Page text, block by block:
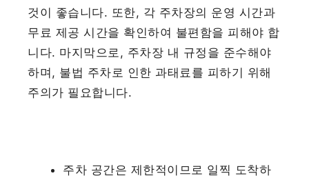
것이 좋습니다. 또한, 각 주차장의 운영 시간과
무료 제공 시간을 확인하여 불편함을 피해야 합
니다. 마지막으로, 주차장 내 규정을 준수해야
하며, 불법 주차로 인한 과태료를 피하기 위해
주의가 필요합니다.
주차 공간은 제한적이므로 일찍 도착하